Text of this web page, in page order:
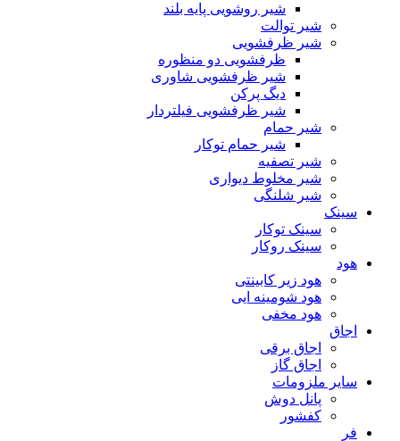
شیر روشویی پایه بلند
شیر توالت
شیر ظرفشویی
ظرفشویی دو منظوره
شیر ظرفشویی شاوری
دیگ پرکن
شیر ظرفشویی فیلتردار
شیر حمام
شیر حمام توکار
شیر تصفیه
شیر مخلوط دیواری
شیر شلنگی
سینک
سینک توکار
سینک روکار
هود
هود زیر كابینتی
هود شومینه ایی
هود مخفى
اجاق
اجاق برقى
اجاق گاز
سایر ملزومات
پانل دوش
کفشور
فر